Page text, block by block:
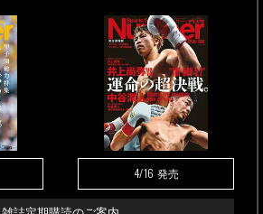
4/16 発売